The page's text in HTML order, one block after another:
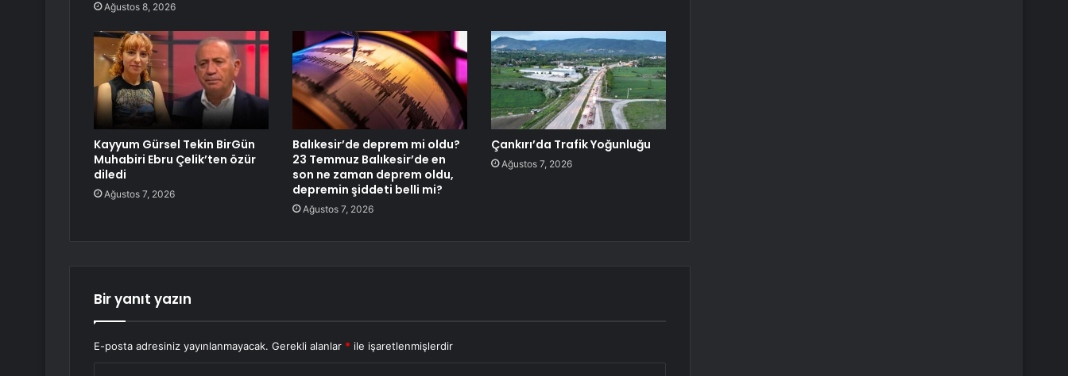
Ağustos 8, 2026
Kayyum Gürsel Tekin BirGün
Muhabiri Ebru Çelik’ten özür
diledi
Ağustos 7, 2026
Balıkesir’de deprem mi oldu?
23 Temmuz Balıkesir’de en
son ne zaman deprem oldu,
depremin şiddeti belli mi?
Ağustos 7, 2026
Çankırı’da Trafik Yoğunluğu
Ağustos 7, 2026
Bir yanıt yazın
E-posta adresiniz yayınlanmayacak. Gerekli alanlar * ile işaretlenmişlerdir